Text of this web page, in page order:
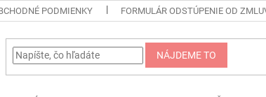
PODMIENKY FORMULÁR ODSTÚPENIE OD
NÁJDEME TO